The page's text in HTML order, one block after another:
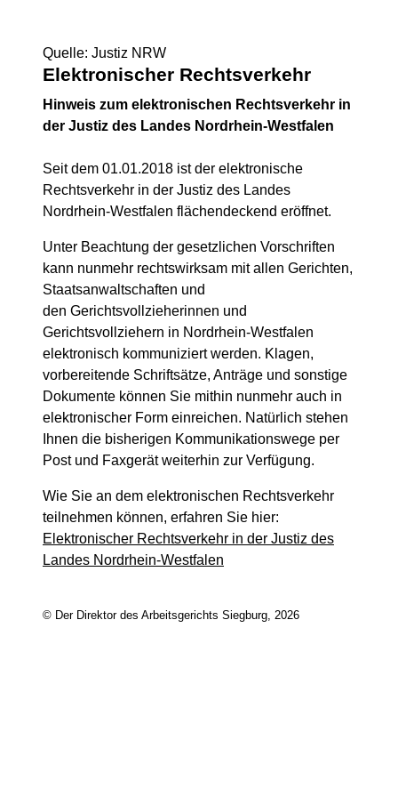
Quelle: Justiz NRW
Elektronischer Rechtsverkehr
Hinweis zum elektronischen Rechtsverkehr in
der Justiz des Landes Nordrhein-Westfalen
Seit dem 01.01.2018 ist der elektronische
Rechtsverkehr in der Justiz des Landes
Nordrhein-Westfalen flächendeckend eröffnet.
Unter Beachtung der gesetzlichen Vorschriften
kann nunmehr rechtswirksam mit allen Gerichten,
Staatsanwaltschaften und
den Gerichtsvollzieherinnen und
Gerichtsvollziehern in Nordrhein-Westfalen
elektronisch kommuniziert werden. Klagen,
vorbereitende Schriftsätze, Anträge und sonstige
Dokumente können Sie mithin nunmehr auch in
elektronischer Form einreichen. Natürlich stehen
Ihnen die bisherigen Kommunikationswege per
Post und Faxgerät weiterhin zur Verfügung.
Wie Sie an dem elektronischen Rechtsverkehr
teilnehmen können, erfahren Sie hier:
Elektronischer Rechtsverkehr in der Justiz des
Landes Nordrhein-Westfalen
© Der Direktor des Arbeitsgerichts Siegburg, 2026